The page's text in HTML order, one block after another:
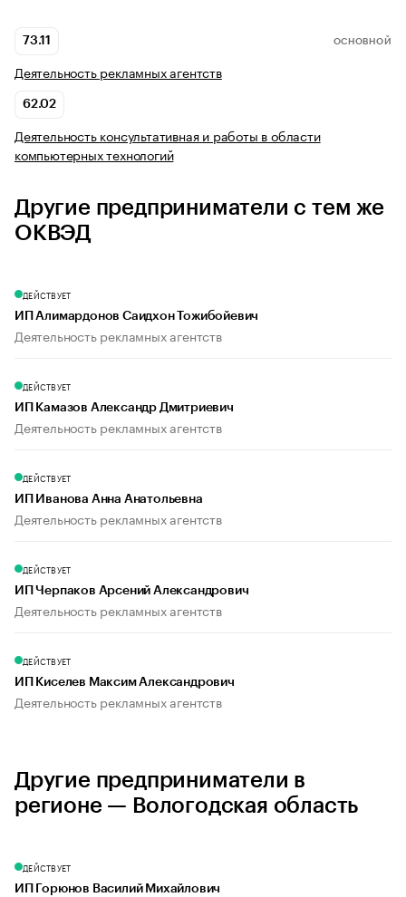
73.11 ОСНОВНОЙ
Деятельность рекламных агентств
62.02
Деятельность консультативная и работы в области
компьютерных технологий
Другие предприниматели с тем же
ОКВЭД
ДЕЙСТВУЕТ
ИП Алимардонов Саидхон Тожибойевич
Деятельность рекламных агентств
ДЕЙСТВУЕТ
ИП Камазов Александр Дмитриевич
Деятельность рекламных агентств
ДЕЙСТВУЕТ
ИП Иванова Анна Анатольевна
Деятельность рекламных агентств
ДЕЙСТВУЕТ
ИП Черпаков Арсений Александрович
Деятельность рекламных агентств
ДЕЙСТВУЕТ
ИП Киселев Максим Александрович
Деятельность рекламных агентств
Другие предприниматели в
регионе — Вологодская область
ДЕЙСТВУЕТ
ИП Горюнов Василий Михайлович